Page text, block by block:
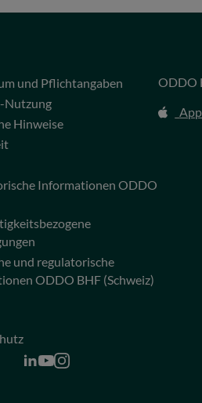
und Pflichtangaben
Nutzung
Hinweise
Informationen ODDO
und regulatorische
ODDO BHF (Schweiz)
ODDO